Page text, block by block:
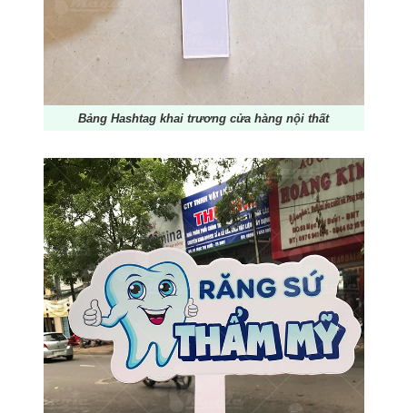
Bảng Hashtag khai trương cửa hàng nội thất